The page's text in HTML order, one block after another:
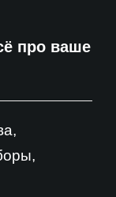
про ваше